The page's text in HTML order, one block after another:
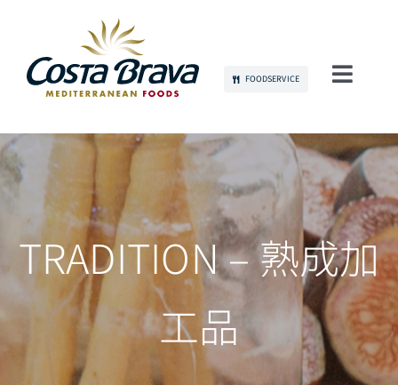
content
FOODSERVICE
持続可能性
製品
コミュニケーション
雇用
TRADITION – 熟成加
工品